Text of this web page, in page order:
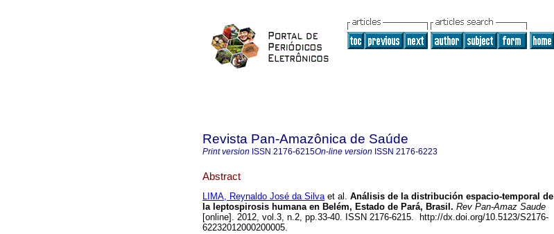
Revista Pan-Amazônica de Saúde
Print version ISSN 2176-6215On-line version ISSN 2176-6223
Abstract
LIMA, Reynaldo José da Silvaet al. Análisis de la distribución espacio-temporal de
la leptospirosis humana en Belém, Estado de Pará, Brasil . Rev Pan-Amaz Saude
[online]. 2012, vol.3, n.2, pp.33-40. ISSN 2176-6215. http://dx.doi.org/10.5123/S2176-
62232012000200005.